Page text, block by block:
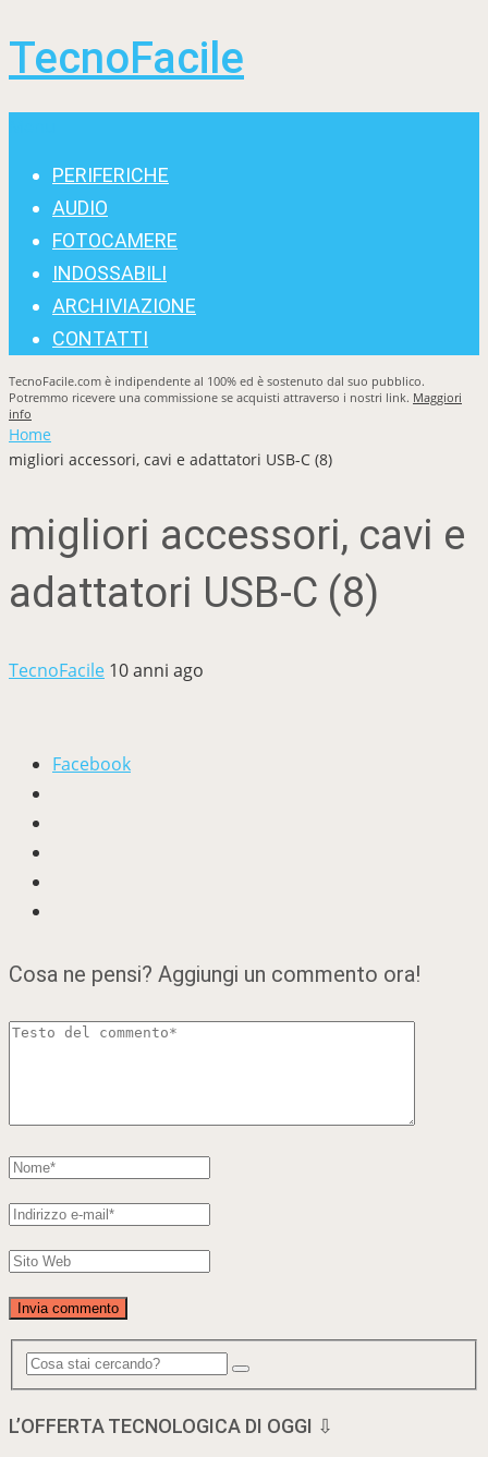
TecnoFacile
PERIFERICHE
AUDIO
FOTOCAMERE
INDOSSABILI
ARCHIVIAZIONE
CONTATTI
TecnoFacile.com è indipendente al 100% ed è sostenuto dal suo pubblico.
Potremmo ricevere una commissione se acquisti attraverso i nostri link. Maggiori
info
Home
migliori accessori, cavi e adattatori USB-C (8)
migliori accessori, cavi e
adattatori USB-C (8)
TecnoFacile 10 anni ago
Facebook
Cosa ne pensi? Aggiungi un commento ora!
L’OFFERTA TECNOLOGICA DI OGGI ⇩